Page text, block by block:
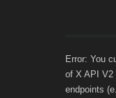
Error: You
of X API V2
endpoints